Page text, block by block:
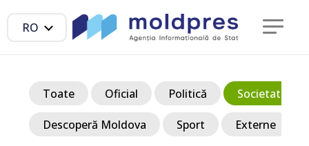
RO
Toate Oficial Politică Societate
Descoperă Moldova Sport Externe